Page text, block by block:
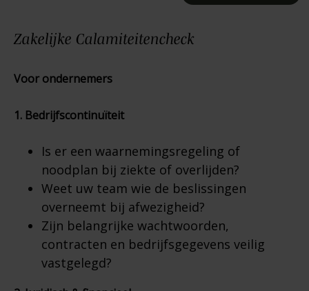
Zakelijke Calamiteitencheck
Voor ondernemers
1. Bedrijfscontinuïteit
Is er een waarnemingsregeling of
noodplan bij ziekte of overlijden?
Weet uw team wie de beslissingen
overneemt bij afwezigheid?
Zijn belangrijke wachtwoorden,
contracten en bedrijfsgegevens veilig
vastgelegd?